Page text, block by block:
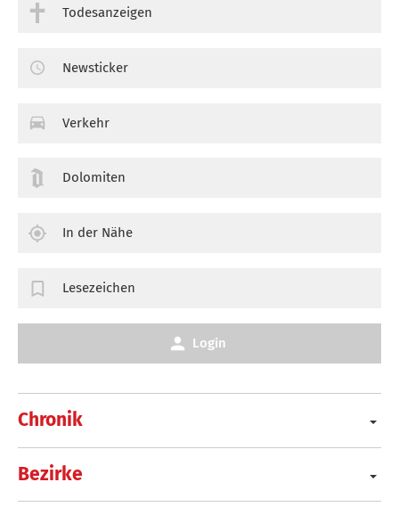
Chronik
Bezirke
Todesanzeigen
Newsticker
Verkehr
Dolomiten
In der Nähe
Lesezeichen
Login